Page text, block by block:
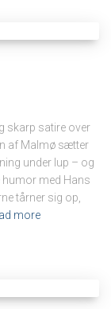
skarp satire over
af Malmø sætter
under lup – og
humor med Hans
tårner sig op,
more